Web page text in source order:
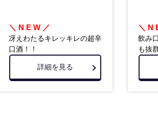
＼ N E W ／
冴えわたるキレッキレの超辛
口酒！！
詳細を見る
＼ N
飲み
も抜